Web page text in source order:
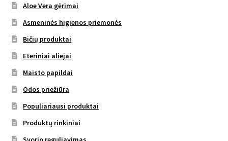
Aloe Vera gėrimai
Asmeninės higienos priemonės
Bičių produktai
Eteriniai aliejai
Maisto papildai
Odos priežiūra
Populiariausi produktai
Produktų rinkiniai